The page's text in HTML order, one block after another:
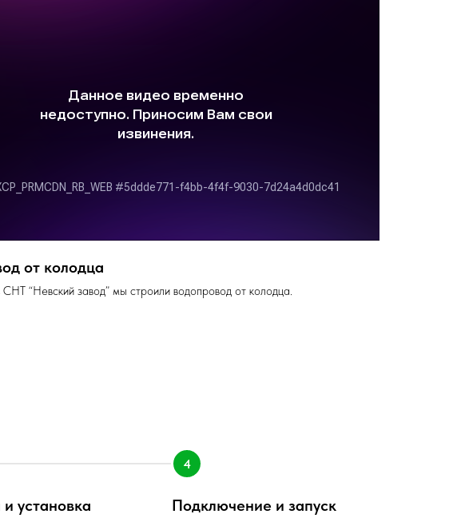
от колодца
“Невский завод” мы строили водопровод от колодца.
установка Подключение и запуск